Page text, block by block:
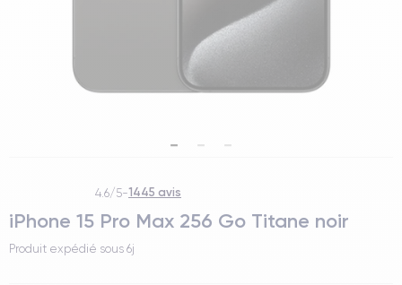
4.6/5-1445 avis
iPhone 15 Pro Max 256 Go Titane noir
Produit expédié sous 6j